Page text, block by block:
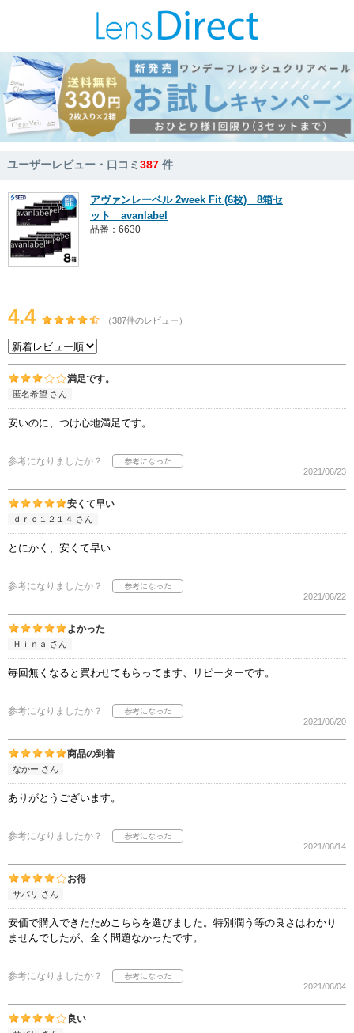
ユーザーレビュー・口コミ387 件
アヴァンレーベル 2week Fit (6枚) 8箱セ
ット avanlabel
品番：6630
4.4 （387件のレビュー）
満足です。
匿名希望 さん
安いのに、つけ心地満足です。
参考になりましたか？
2021/06/23
安くて早い
ｄｒｃ１２１４ さん
とにかく、安くて早い
参考になりましたか？
2021/06/22
よかった
Ｈｉｎａ さん
毎回無くなると買わせてもらってます、リピーターです。
参考になりましたか？
2021/06/20
商品の到着
なかー さん
ありがとうございます。
参考になりましたか？
2021/06/14
お得
サパリ さん
安価で購入できたためこちらを選びました。特別潤う等の良さはわかり
ませんでしたが、全く問題なかったです。
参考になりましたか？
2021/06/04
良い